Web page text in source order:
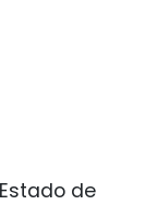
de